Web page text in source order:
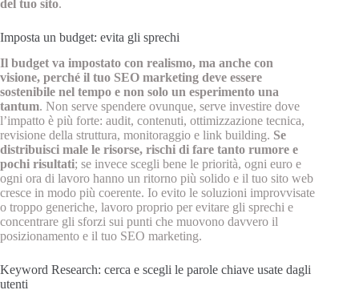
del tuo sito.
Imposta un budget: evita gli sprechi
Il budget va impostato con realismo, ma anche con
visione, perché il tuo SEO marketing deve essere
sostenibile nel tempo e non solo un esperimento una
tantum. Non serve spendere ovunque, serve investire dove
l’impatto è più forte: audit, contenuti, ottimizzazione tecnica,
revisione della struttura, monitoraggio e link building. Se
distribuisci male le risorse, rischi di fare tanto rumore e
pochi risultati; se invece scegli bene le priorità, ogni euro e
ogni ora di lavoro hanno un ritorno più solido e il tuo sito web
cresce in modo più coerente. Io evito le soluzioni improvvisate
o troppo generiche, lavoro proprio per evitare gli sprechi e
concentrare gli sforzi sui punti che muovono davvero il
posizionamento e il tuo SEO marketing.
Keyword Research: cerca e scegli le parole chiave usate dagli
utenti